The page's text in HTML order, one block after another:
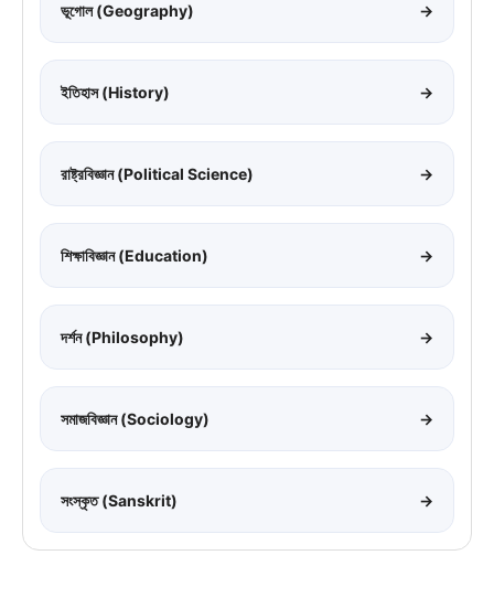
ভূগোল (Geography) →
ইতিহাস (History) →
রাষ্ট্রবিজ্ঞান (Political Science) →
শিক্ষাবিজ্ঞান (Education) →
দর্শন (Philosophy) →
সমাজবিজ্ঞান (Sociology) →
সংস্কৃত (Sanskrit) →